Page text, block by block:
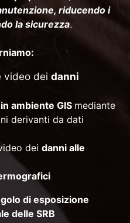
riducendo i
la sicurezza.
video dei danni
ambiente GIS mediante
derivanti da dati
dei danni alle
di esposizione
delle SRB